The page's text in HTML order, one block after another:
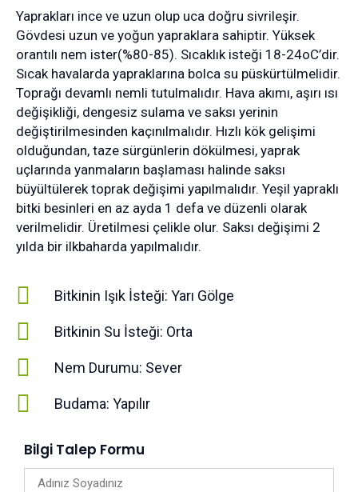
Yaprakları ince ve uzun olup uca doğru sivrileşir.
Gövdesi uzun ve yoğun yapraklara sahiptir. Yüksek
orantılı nem ister(%80-85). Sıcaklık isteği 18-24oC’dir.
Sıcak havalarda yapraklarına bolca su püskürtülmelidir.
Toprağı devamlı nemli tutulmalıdır. Hava akımı, aşırı ısı
değişikliği, dengesiz sulama ve saksı yerinin
değiştirilmesinden kaçınılmalıdır. Hızlı kök gelişimi
olduğundan, taze sürgünlerin dökülmesi, yaprak
uçlarında yanmaların başlaması halinde saksı
büyültülerek toprak değişimi yapılmalıdır. Yeşil yapraklı
bitki besinleri en az ayda 1 defa ve düzenli olarak
verilmelidir. Üretilmesi çelikle olur. Saksı değişimi 2
yılda bir ilkbaharda yapılmalıdır.
Bitkinin Işık İsteği: Yarı Gölge
Bitkinin Su İsteği: Orta
Nem Durumu: Sever
Budama: Yapılır
Bilgi Talep Formu